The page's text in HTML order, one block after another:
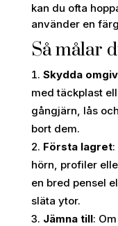
kan du ofta
använder en
Så målar
Skydda
med täckplast
gångjärn, lås
bort dem.
Första lagret:
hörn, profiler
en bred pensel
släta ytor.
Jämna till: